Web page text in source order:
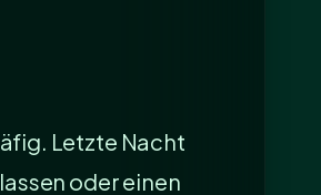
Letzte Nacht
oder einen